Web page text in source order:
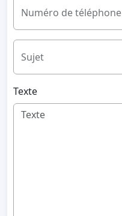
Numéro de téléphone
Sujet
Texte